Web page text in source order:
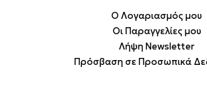
Ο Λογαριασμός μου
Οι Παραγγελίες μου
Λήψη Newsletter
Πρόσβαση σε Προσωπικά